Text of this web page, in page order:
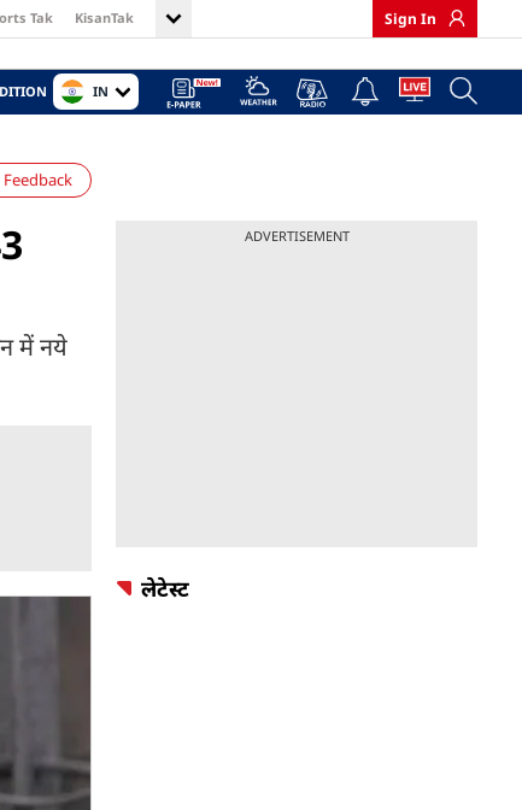
Tak KisanTak Sign In
IN
Feedback
में नये
ADVERTISEMENT
लेटेस्ट